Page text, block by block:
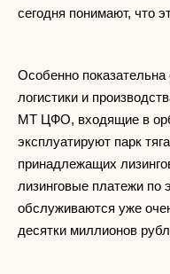
сегодня понимают, что
Особенно
логистики и
МТ ЦФО, входящие в
эксплуатируют парк
принадлежащих
лизинговые платежи по
обслуживаются уже
десятки миллионов